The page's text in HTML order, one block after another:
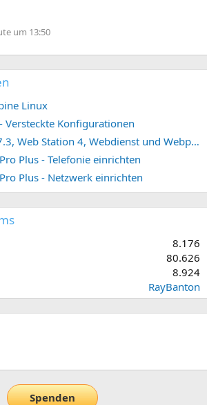
um 13:50
Linux
Versteckte Konfigurationen
Synology DSM 7.2/7.3, Web Station 4, Webdienst und Webportal erstellen (ehemals vHost)
Plus - Telefonie einrichten
Plus - Netzwerk einrichten
8.176
80.626
8.924
RayBanton
Spenden